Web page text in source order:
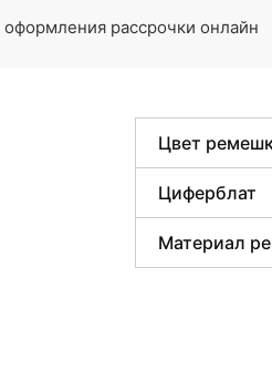
рассрочки онлайн
Цвет
Циферблат
Материал